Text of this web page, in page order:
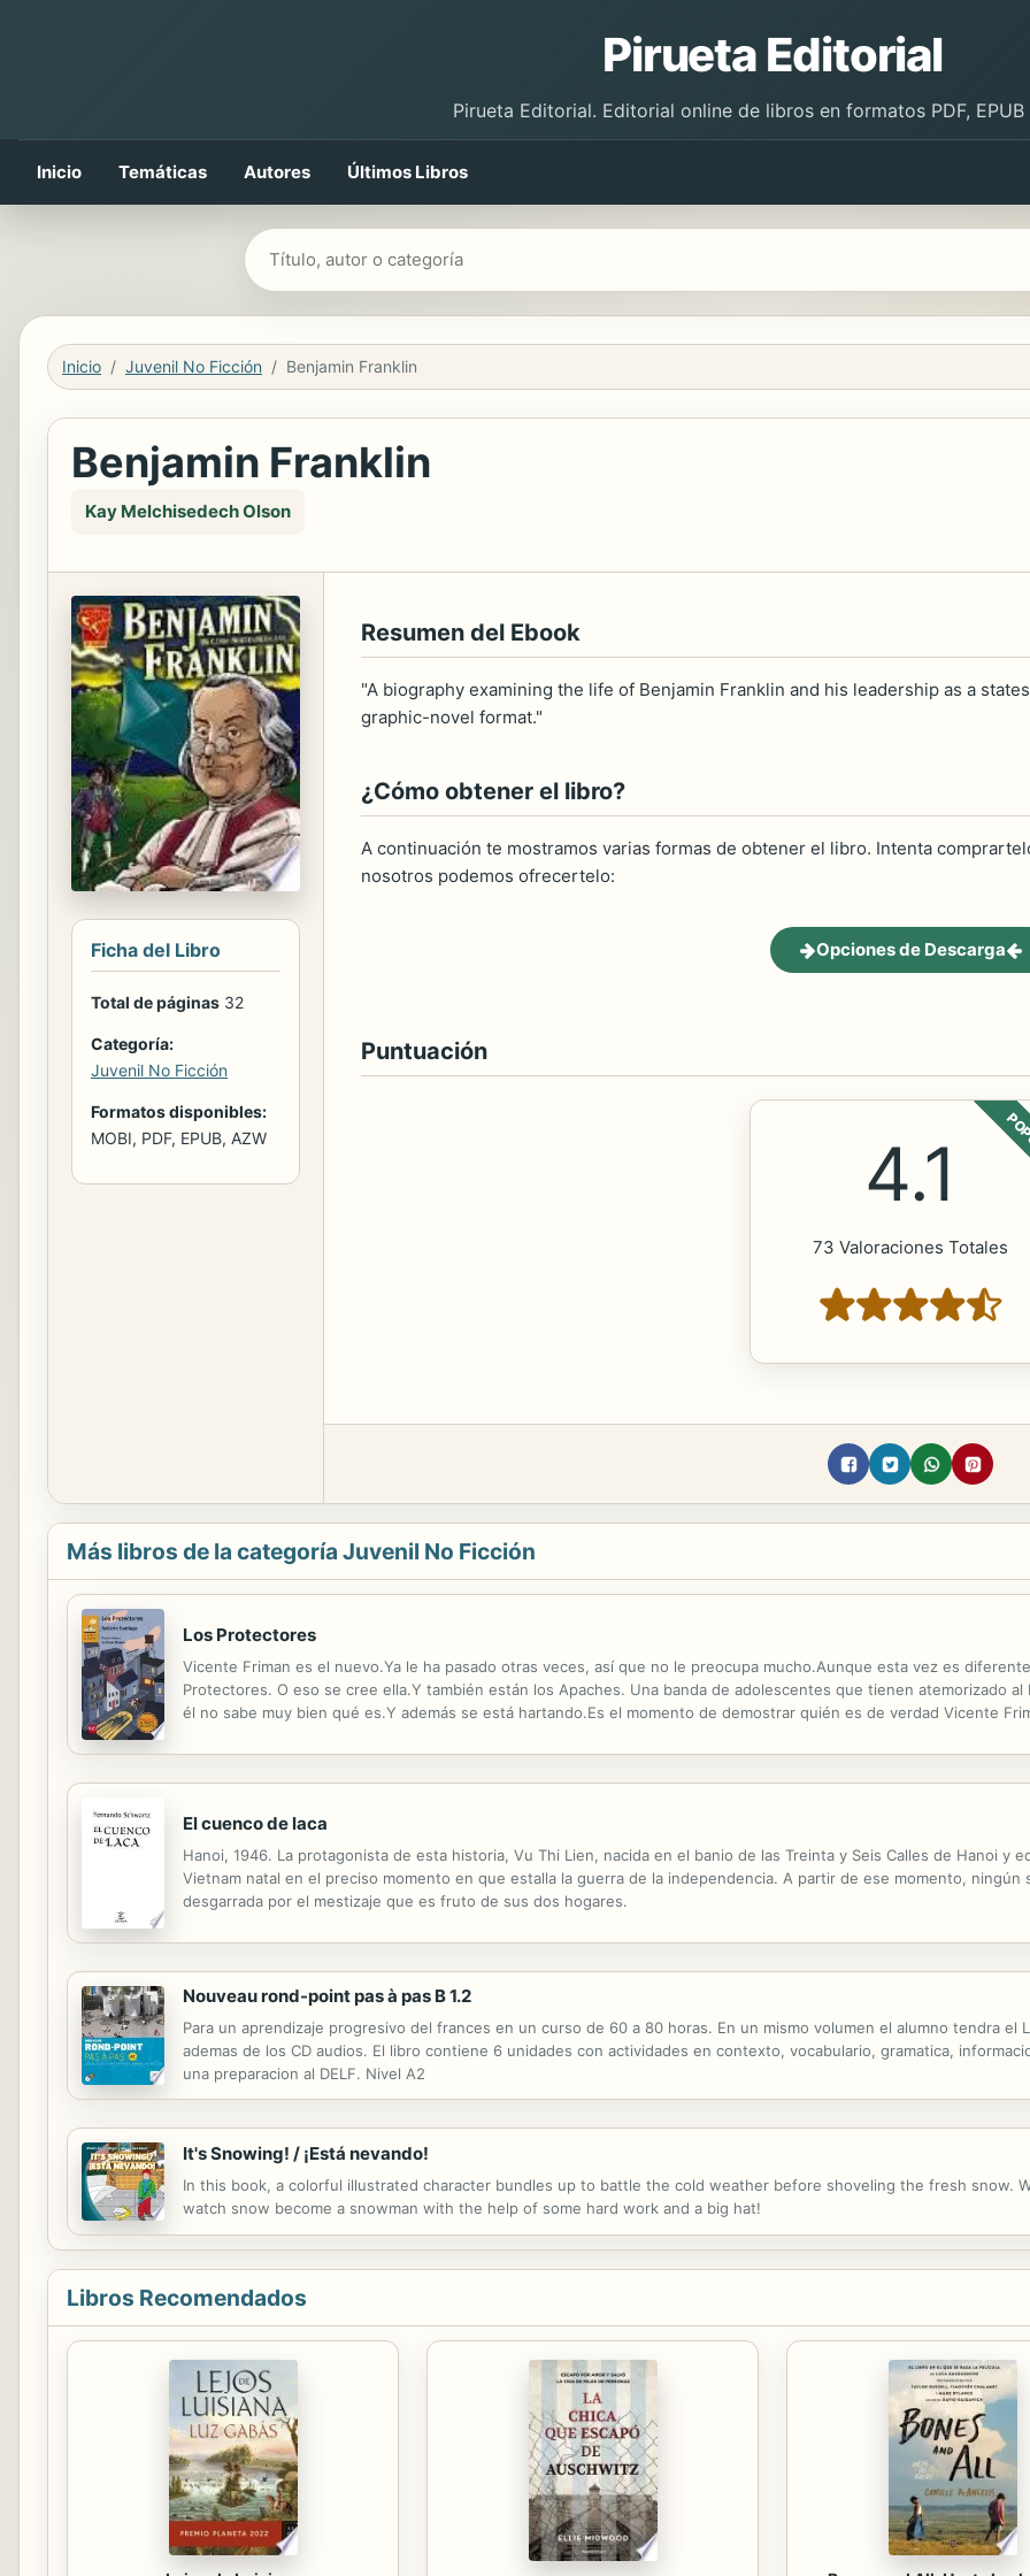
Pirueta Editorial
Pirueta Editorial. Editorial online de libros en formatos PDF, EPUB
Inicio Temáticas Autores Últimos Libros
Buscar libros
Inicio Juvenil No Ficción Benjamin Franklin
Benjamin Franklin
Kay Melchisedech Olson
Ficha del Libro
Total de páginas 32
Categoría:
Juvenil No Ficción
Formatos disponibles:
MOBI, PDF, EPUB, AZW
Resumen del Ebook
"A biography examining the life of Benjamin Franklin and his leadership as a
graphic-novel format."
¿Cómo obtener el libro?
A continuación te mostramos varias formas de obtener el libro. Intenta
nosotros podemos ofrecertelo:
Opciones de Descarga
Puntuación
4.1
73 Valoraciones Totales
Más libros de la categoría Juvenil No Ficción
Los Protectores
Vicente Friman es el nuevo.Ya le ha pasado otras veces, así que no le preocupa mucho.Aunque esta vez es
Protectores. O eso se cree ella.Y también están los Apaches. Una banda de adolescentes que tienen atemorizado
él no sabe muy bien qué es.Y además se está hartando.Es el momento de demostrar quién es de verdad Vicente
El cuenco de laca
Hanoi, 1946. La protagonista de esta historia, Vu Thi Lien, nacida en el banio de las Treinta y Seis Calles de Hanoi y
Vietnam natal en el preciso momento en que estalla la guerra de la independencia. A partir de ese momento, ningún
desgarrada por el mestizaje que es fruto de sus dos hogares.
Nouveau rond-point pas à pas B 1.2
Para un aprendizaje progresivo del frances en un curso de 60 a 80 horas. En un mismo volumen el alumno tendra el
ademas de los CD audios. El libro contiene 6 unidades con actividades en contexto, vocabulario, gramatica,
una preparacion al DELF. Nivel A2
It's Snowing! / ¡Está nevando!
In this book, a colorful illustrated character bundles up to battle the cold weather before shoveling the fresh snow.
watch snow become a snowman with the help of some hard work and a big hat!
Libros Recomendados